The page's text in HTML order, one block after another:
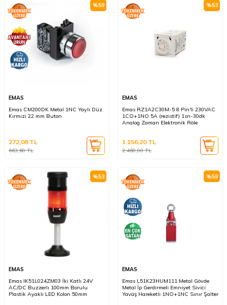
%59
EMAS
Emas CM200DK Metal 1NC Yaylı Düz
Kırmızı 22 mm Buton
663,60TL
272,08TL
%53
EMAS
Emas RZ1A2C30M-5 8 Pin'li 230VAC
1CO+1NO 5A (rezistif) 1sn-30dk
Analog Zaman Elektronik Röle
2.460,00TL
1.156,20TL
%53
EMAS
Emas IK51L024ZM03 İki Katlı 24V
AC/DC Buzzerlı 100mm Borulu
Plastik Ayaklı LED Kolon 50mm
%59
EMAS
Emas L51K23HUM111 Metal Gövde
Metal İp Gerdirmeli Emniyet Sivici
Yavaş Hareketli 1NO+1NC Sınır Şalter